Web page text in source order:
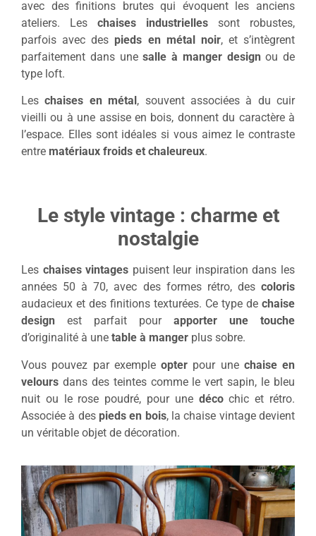
avec des finitions brutes qui évoquent les anciens
ateliers. Les chaises industrielles sont robustes,
parfois avec des pieds en métal noir, et s’intègrent
parfaitement dans unesalle à manger design ou de
type loft.
Leschaises en métal, souvent associées à du cuir
vieilli ou à une assise en bois, donnent du caractère à
l’espace. Elles sont idéales si vous aimez le contraste
entre matériaux froids et chaleureux.
Le style vintage : charme et
nostalgie
Les chaises vintages puisent leur inspiration dans les
années 50 à 70, avec des formes rétro, des coloris
audacieux et des finitions texturées. Ce type de chaise
design est parfait pour apporter une touche
d’originalité à une table à manger plus sobre.
Vous pouvez par exemple opter pour une chaise en
velours dans des teintes comme le vert sapin, le bleu
nuit ou le rose poudré, pour une décochic et rétro.
Associée à des pieds en bois, la chaise vintage devient
un véritable objet de décoration.